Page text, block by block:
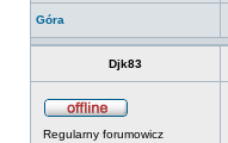
Góra
Djk83
Regularny forumowicz